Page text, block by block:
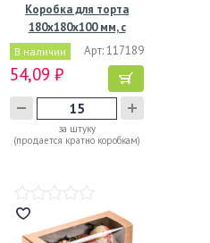
Коробка для торта
180х180х100 мм, с
окном,…
В наличии Арт: 117189
54,09 ₽
за штуку
(продается кратно коробкам)